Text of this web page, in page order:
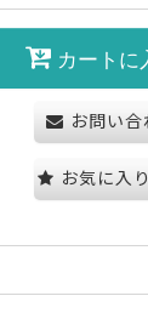
カートに
お問い合
お気に入